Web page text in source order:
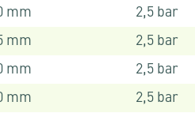
mm 2,5 bar
mm 2,5 bar
mm 2,5 bar
mm 2,5 bar